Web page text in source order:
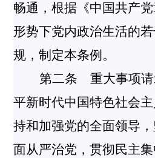
畅通，根据《中国共产
形势下党内政治生活的
规，制定本条例。
第二条 重大事项请
平新时代中国特色社会
持和加强党的全面领导
面从严治党，贯彻民主